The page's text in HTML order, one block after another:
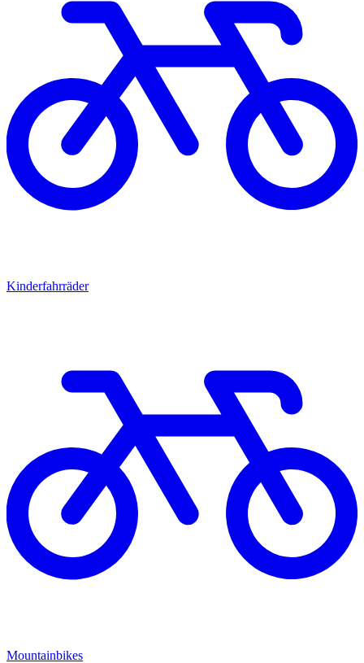
Kinderfahrräder
Mountainbikes